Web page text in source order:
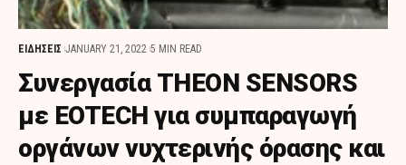
ΕΙΔΗΣΕΙΣ JANUARY 21, 2022 5 MIN READ
Συνεργασία ΤΗΕΟΝ SENSORS
με EOTECH για συμπαραγωγή
οργάνων νυχτερινής όρασης και